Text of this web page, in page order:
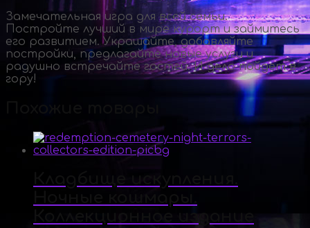
Замечательная игра для всей семьи.
Постройте лучший в мире курорт и займитесь
его развитием. Украшайте, добавляйте
постройки, предлагайте новые услуги и
радушно встречайте гостей. И дело пойдет в
гору!